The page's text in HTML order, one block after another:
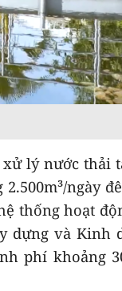
xử lý nước thải
ngày
thống hoạt
dựng và Kinh
phí khoảng